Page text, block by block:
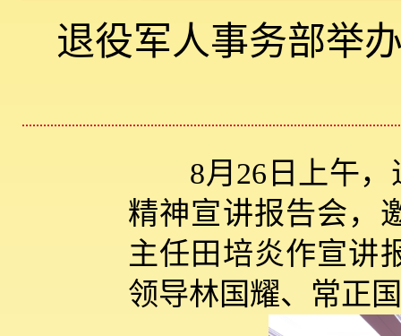
退役军人事务部举
8月26日上午，
精神宣讲报告会，
主任田培炎作宣讲
领导林国耀、常正